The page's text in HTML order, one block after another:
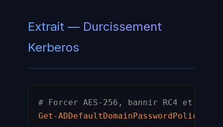
Extrait — Durcissement
Kerberos
# Forcer AES-256, bannir RC4 et DES
Get-ADDefaultDomainPasswordPolicy